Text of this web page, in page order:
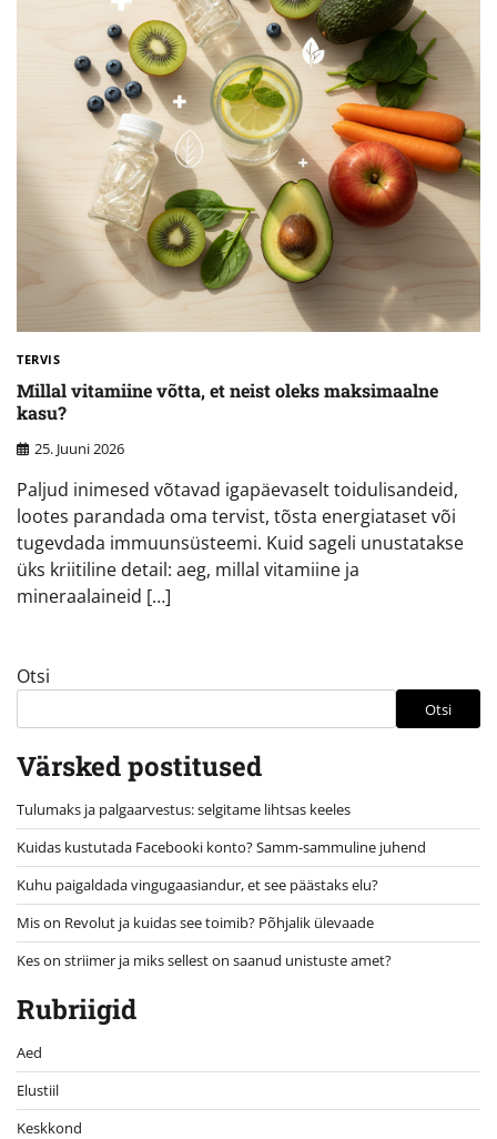
TERVIS
Millal vitamiine võtta, et neist oleks maksimaalne
kasu?
25. Juuni 2026
Paljud inimesed võtavad igapäevaselt toidulisandeid,
lootes parandada oma tervist, tõsta energiataset või
tugevdada immuunsüsteemi. Kuid sageli unustatakse
üks kriitiline detail: aeg, millal vitamiine ja
mineraalaineid […]
Otsi
Otsi
Värsked postitused
Tulumaks ja palgaarvestus: selgitame lihtsas keeles
Kuidas kustutada Facebooki konto? Samm-sammuline juhend
Kuhu paigaldada vingugaasiandur, et see päästaks elu?
Mis on Revolut ja kuidas see toimib? Põhjalik ülevaade
Kes on striimer ja miks sellest on saanud unistuste amet?
Rubriigid
Aed
Elustiil
Keskkond